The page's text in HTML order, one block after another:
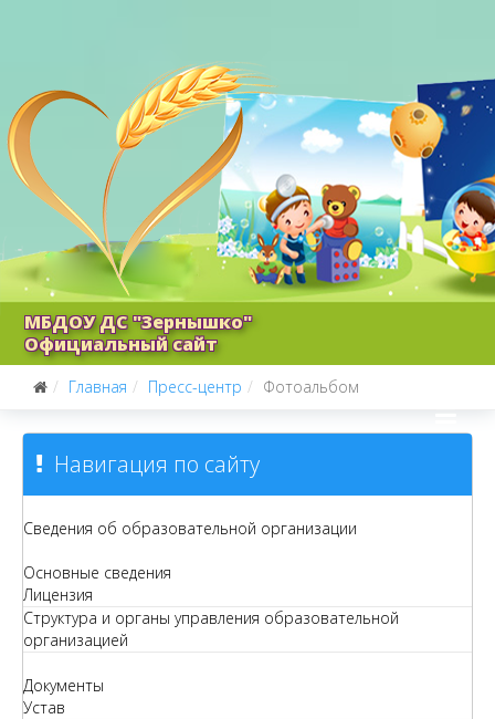
МБДОУ ДС "Зернышко"
Официальный сайт
Главная Пресс-центр Фотоальбом
Навигация по сайту
Сведения об образовательной организации
Основные сведения
Лицензия
Структура и органы управления образовательной
организацией
Документы
Устав